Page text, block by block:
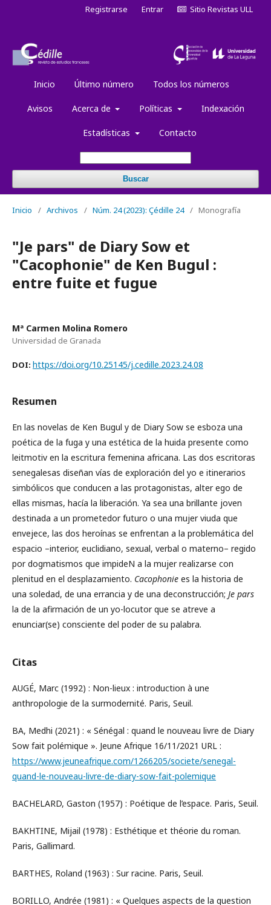
Inicio Último número Todos los números
Avisos Acerca de Políticas Indexación
Estadísticas Contacto
Buscar
Registrarse Entrar Sitio Revistas ULL
Inicio / Archivos / Núm. 24 (2023): Çédille 24 / Monografía
"Je pars" de Diary Sow et
"Cacophonie" de Ken Bugul :
entre fuite et fugue
Mª Carmen Molina Romero
Universidad de Granada
DOI: https://doi.org/10.25145/j.cedille.2023.24.08
Resumen
En las novelas de Ken Bugul y de Diary Sow se esboza una
poética de la fuga y una estética de la huida presente como
leitmotiv en la escritura femenina africana. Las dos escritoras
senegalesas diseñan vías de exploración del yo e itinerarios
simbólicos que conducen a las protagonistas, alter ego de
ellas mismas, hacía la liberación. Ya sea una brillante joven
destinada a un prometedor futuro o una mujer viuda que
envejece, las dos heroínas se enfrentan a la problemática del
espacio –interior, euclidiano, sexual, verbal o materno– regido
por dogmatismos que impideN a la mujer realizarse con
plenitud en el desplazamiento. Cacophonie es la historia de
una soledad, de una errancia y de una deconstrucción; Je pars
la de la afirmación de un yo-locutor que se atreve a
enunciar(se) consciente del poder de su palabra.
Citas
AUGÉ, Marc (1992) : Non-lieux : introduction à une
anthropologie de la surmodernité. Paris, Seuil.
BA, Medhi (2021) : « Sénégal : quand le nouveau livre de Diary
Sow fait polémique ». Jeune Afrique 16/11/2021 URL :
https://www.jeuneafrique.com/1266205/societe/senegal-
quand-le-nouveau-livre-de-diary-sow-fait-polemique
BACHELARD, Gaston (1957) : Poétique de l’espace. Paris, Seuil.
BAKHTINE, Mijail (1978) : Esthétique et théorie du roman.
Paris, Gallimard.
BARTHES, Roland (1963) : Sur racine. Paris, Seuil.
BORILLO, Andrée (1981) : « Quelques aspects de la question